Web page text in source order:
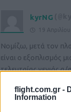
flight.com.gr -
Information
kyrNG
19
Νομίζω, μετά τον
είναι ο εξοπλισμός
τελευταίας γενιάς
17 Reply